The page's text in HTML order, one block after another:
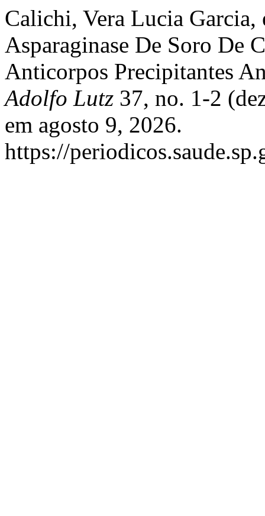
Calichi, Vera Lucia Garcia,
Asparaginase De Soro De
Anticorpos Precipitantes
Adolfo Lutz 37, no. 1-2
em agosto 9, 2026.
https://